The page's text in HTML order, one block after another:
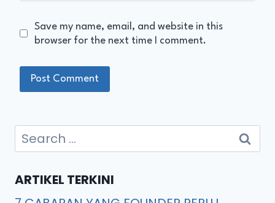
Save my name, email, and website in this
browser for the next time I comment.
ARTIKEL TERKINI